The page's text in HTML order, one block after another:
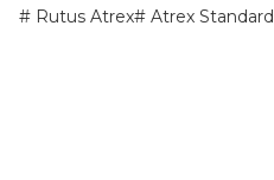
Rutus Atrex
Atrex Standard